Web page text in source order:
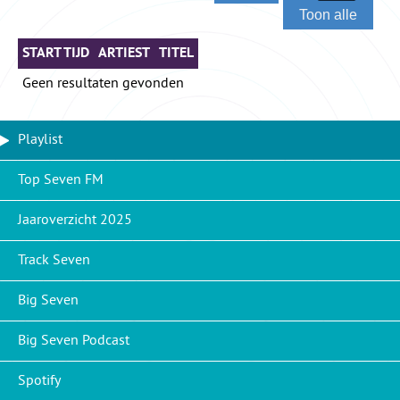
Toon alle
START TIJD ARTIEST TITEL
Geen resultaten gevonden
Playlist
Top Seven FM
Jaaroverzicht 2025
Track Seven
Big Seven
Big Seven Podcast
Spotify